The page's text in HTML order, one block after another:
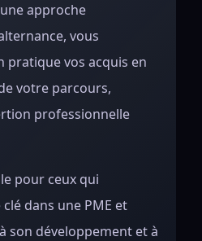
approche
vous
vos acquis en
votre parcours,
professionnelle
pour ceux qui
dans une PME et
son développement et à